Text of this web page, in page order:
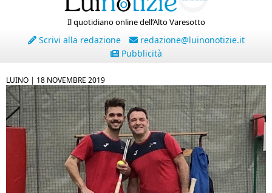
Il quotidiano online dell’Alto Varesotto
Scrivi alla redazione
redazione@luinonotizie.it
Pubblicità
LUINO | 18 NOVEMBRE 2019